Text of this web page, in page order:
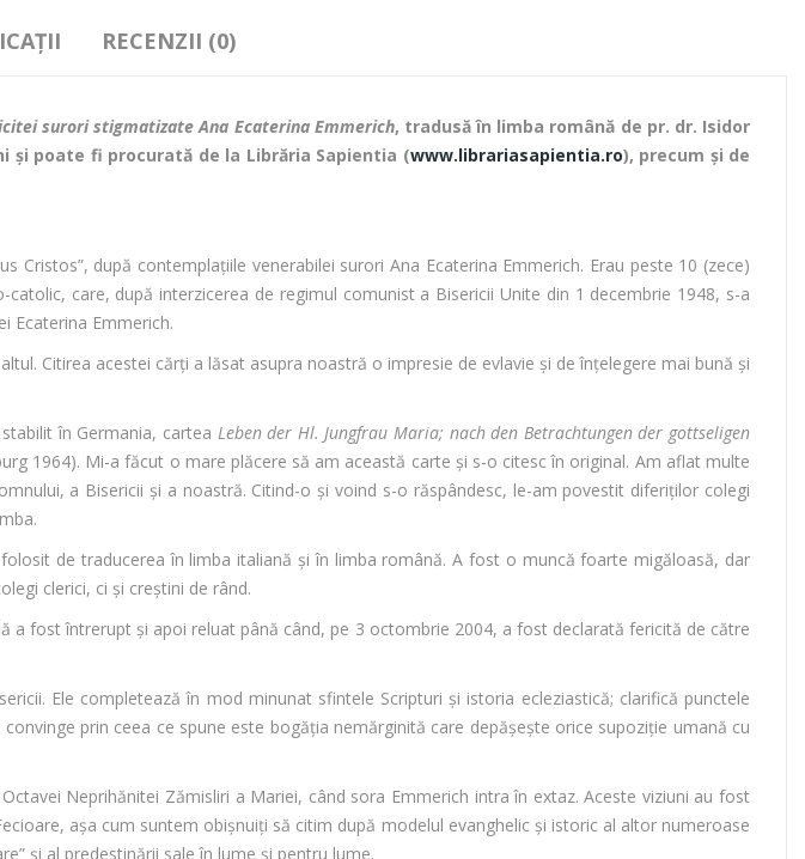
RECENZII (0)
surori stigmatizate Ana Ecaterina Emmerich, tradusă în limba română de pr. dr. Isidor
şi poate fi procurată de la Librăria Sapientia (www.librariasapientia.ro), precum şi de
după contemplaţiile venerabilei surori Ana Ecaterina Emmerich. Erau peste 10 (zece)
care, după interzicerea de regimul comunist a Bisericii Unite din 1 decembrie 1948, s-a
Ecaterina Emmerich.
Citirea acestei cărţi a lăsat asupra noastră o impresie de evlavie şi de înţelegere mai bună şi
în Germania, cartea Leben der Hl. Jungfrau Maria; nach den Betrachtungen der gottseligen
1964). Mi-a făcut o mare plăcere să am această carte şi s-o citesc în original. Am aflat multe
a Bisericii şi a noastră. Citind-o şi voind s-o răspândesc, le-am povestit diferiţilor colegi
de traducerea în limba italiană şi în limba română. A fost o muncă foarte migăloasă, dar
clerici, ci şi creştini de rând.
a fost întrerupt şi apoi reluat până când, pe 3 octombrie 2004, a fost declarată fericită de către
Ele completează în mod minunat sfintele Scripturi şi istoria ecleziastică; clarifică punctele
prin ceea ce spune este bogăţia nemărginită care depăşeşte orice supoziţie umană cu
Neprihănitei Zămisliri a Mariei, când sora Emmerich intra în extaz. Aceste viziuni au fost
aşa cum suntem obişnuiţi să citim după modelul evanghelic şi istoric al altor numeroase
şi al predestinării sale în lume şi pentru lume.